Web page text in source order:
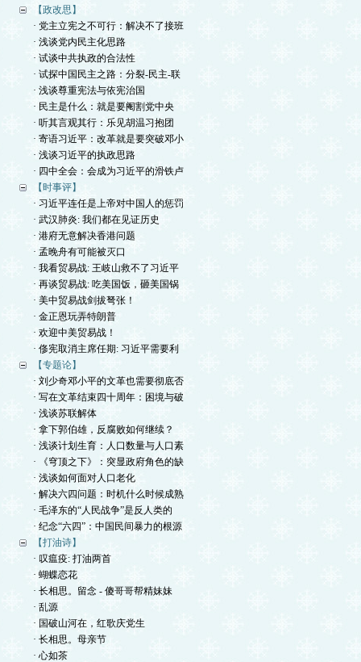
【政改思】
· 党主立宪之不可行：解决不了接班
· 浅谈党内民主化思路
· 试谈中共执政的合法性
· 试探中国民主之路：分裂-民主-联
· 浅谈尊重宪法与依宪治国
· 民主是什么：就是要阉割党中央
· 听其言观其行：乐见胡温习抱团
· 寄语习近平：改革就是要突破邓小
· 浅谈习近平的执政思路
· 四中全会：会成为习近平的滑铁卢
【时事评】
· 习近平连任是上帝对中国人的惩罚
· 武汉肺炎: 我们都在见证历史
· 港府无意解决香港问题
· 孟晚舟有可能被灭口
· 我看贸易战: 王岐山救不了习近平
· 再谈贸易战: 吃美国饭，砸美国锅
· 美中贸易战剑拔弩张！
· 金正恩玩弄特朗普
· 欢迎中美贸易战！
· 俢宪取消主席任期: 习近平需要利
【专题论】
· 刘少奇邓小平的文革也需要彻底否
· 写在文革结束四十周年：困境与破
· 浅谈苏联解体
· 拿下郭伯雄，反腐败如何继续？
· 浅谈计划生育：人口数量与人口素
· 《穹顶之下》：突显政府角色的缺
· 浅谈如何面对人口老化
· 解决六四问题：时机什么时候成熟
· 毛泽东的“人民战争”是反人类的
· 纪念“六四”：中国民间暴力的根源
【打油诗】
· 叹瘟疫: 打油两首
· 蝴蝶恋花
· 长相思。留念 - 傻哥哥帮精妹妹
· 乱源
· 国破山河在，红歌庆党生
· 长相思。母亲节
· 心如茶